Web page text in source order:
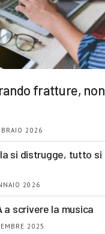
fratture, non
2026
si distrugge, tutto si
2026
a scrivere la musica
2025